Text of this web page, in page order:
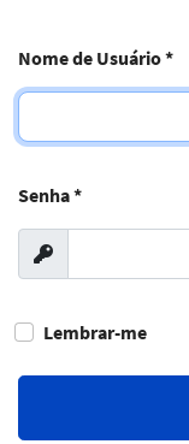
Nome de Usuário*
Senha*
Exibir
Lembrar-me